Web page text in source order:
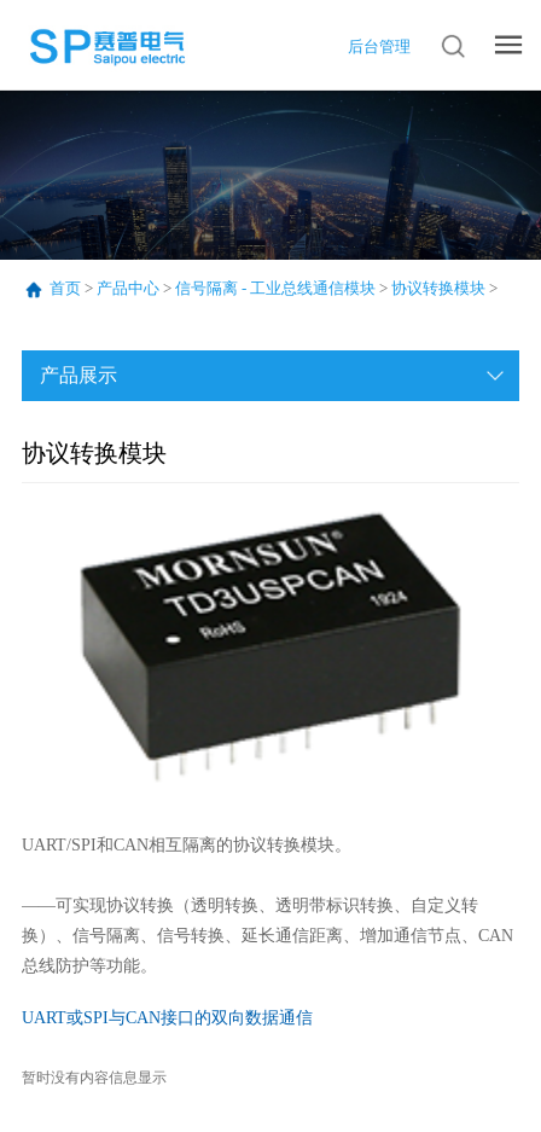
后台管理
首页> 产品中心> 信号隔离 - 工业总线通信模块> 协议转换模块>
产品展示
协议转换模块
UART/SPI和CAN相互隔离的协议转换模块。
——可实现协议转换（透明转换、透明带标识转换、自定义转
换）、信号隔离、信号转换、延长通信距离、增加通信节点、CAN
总线防护等功能。
UART或SPI与CAN接口的双向数据通信
暂时没有内容信息显示